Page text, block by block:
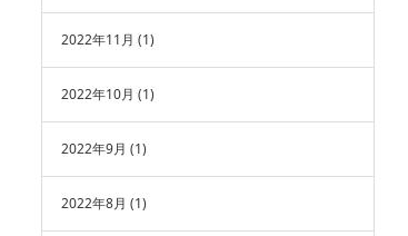
2022年11月 (1)
2022年10月 (1)
2022年9月 (1)
2022年8月 (1)